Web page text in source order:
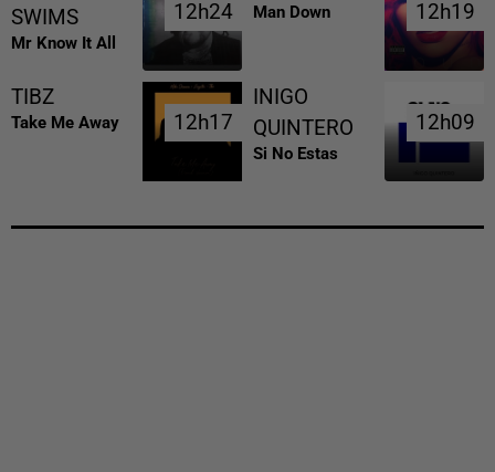
SWIMS
Mr Know It All
12h24
12h24 Man Down 12h19
12h19
TIBZ
Take Me Away 12h17
12h17
INIGO
QUINTERO
Si No Estas
12h09
12h09